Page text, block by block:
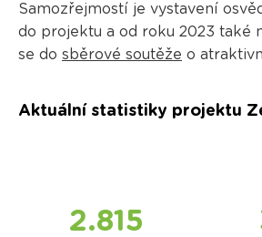
Samozřejmostí je vystavení
do projektu a od roku 2023 také
se do sběrové soutěže o
Aktuální statistiky projektu
2.854